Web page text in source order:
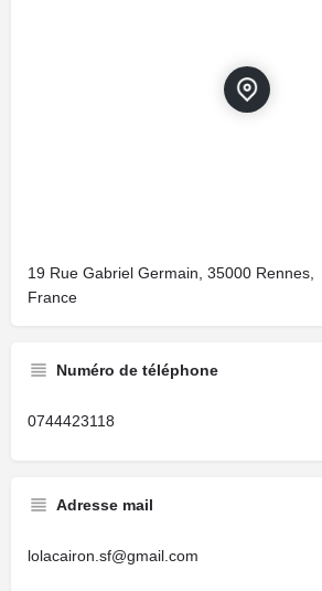
19 Rue Gabriel Germain, 35000 Rennes,
France
Numéro de téléphone
0744423118
Adresse mail
lolacairon.sf@gmail.com